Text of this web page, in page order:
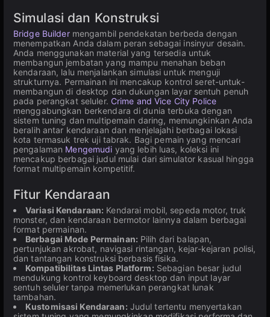
Simulasi dan Konstruksi
Bridge Buildermengambil pendekatan berbeda dengan
menempatkan Anda dalam peran sebagai insinyur desain.
Anda menggunakan material yang tersedia untuk
membangun jembatan yang mampu menahan beban
kendaraan, lalu menjalankan simulasi untuk menguji
strukturnya. Permainan ini mencakup kontrol seret-untuk-
membangun di desktop dan dukungan layar sentuh penuh
pada perangkat seluler. Crime and Vice City Police
menggabungkan berkendara di dunia terbuka dengan
sistem tuning dan multipemain daring, memungkinkan Anda
beralih antar kendaraan dan menjelajahi berbagai lokasi
kota termasuk trek uji tabrak. Bagi pemain yang mencari
pengalaman Mengemudi yang lebih luas, koleksi ini
mencakup berbagai judul mulai dari simulator kasual hingga
format multipemain kompetitif.
Fitur Kendaraan
Variasi Kendaraan: Kendarai mobil, sepeda motor, truk
monster, dan kendaraan bermotor lainnya dalam berbagai
format permainan.
Berbagai Mode Permainan: Pilih dari balapan,
pertunjukan akrobat, navigasi rintangan, kejar-kejaran polisi,
dan tantangan konstruksi berbasis fisika.
Kompatibilitas Lintas Platform: Sebagian besar judul
mendukung kontrol keyboard desktop dan input layar
sentuh seluler tanpa memerlukan perangkat lunak
tambahan.
Kustomisasi Kendaraan: Judul tertentu menyertakan